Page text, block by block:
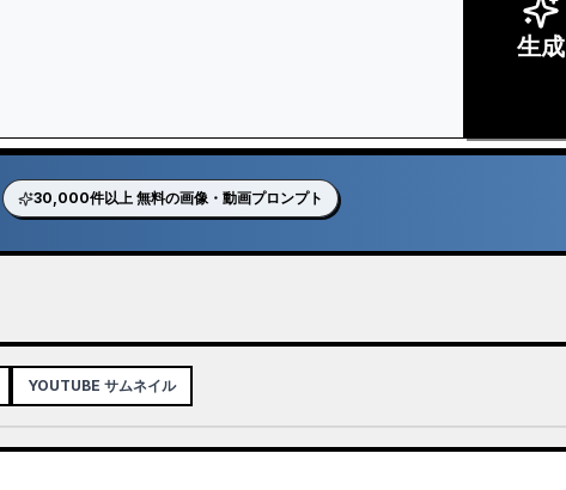
生成
30,000件以上 無料の画像・動画プロンプト
YOUTUBE サムネイル